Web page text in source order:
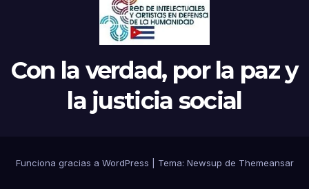
Con la verdad, por la paz y
la justicia social
Funciona gracias a WordPress Tema: Newsup de Themeansar